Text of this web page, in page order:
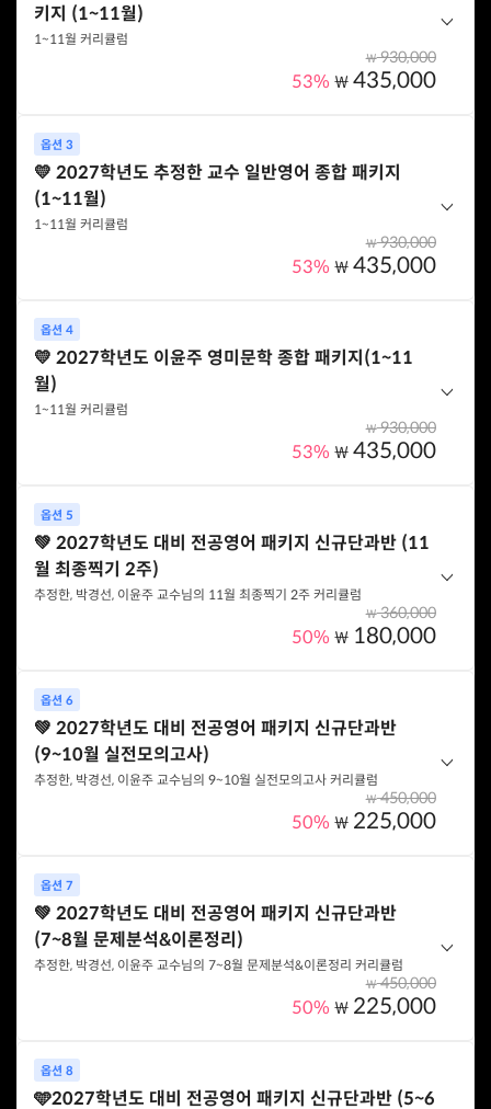
옵션 구성
박경선 교수 - 통사/의미/화용론 (1~11월 전체 커리큘럼)
추정한 교수 - 일반영어 (1~11월 전체 커리큘럼)
옵션 선택하기
키지 (1~11월)
1~11월 커리큘럼
₩930,000
53% ₩435,000
박경선 교수님의 커리큘럼 만으로 구성된 할인가로 수강할 수 있는
패키지입니다.
옵션 구성
박경선 교수 - 통사/의미/화용론 (기본이론/ 심화이론/ 기출
풀이/ 분석 및 정리/ 실전모의고사/ 최종찍기)
옵션 3
💛 2027학년도 추정한 교수 일반영어 종합 패키지
(1~11월)
1~11월 커리큘럼
₩930,000
53% ₩435,000
추정한 교수님의 커리큘럼 만으로 구성된 할인가로 수강할 수 있는
패키지입니다.
옵션 구성
추정한 교수 - 일반영어 (기본/ 심화이론/ 기출문제풀이/ 분
석 및 문제풀이/ 실전모의고사/ 최종찍기)
옵션 4
💛 2027학년도 이윤주 영미문학 종합 패키지(1~11
월)
1~11월 커리큘럼
₩930,000
53% ₩435,000
이윤주 교수님의 커리큘럼 만으로 구성된 할인가로 수강할 수 있는
패키지입니다.
옵션 구성
이윤주 교수 - 영미문학 (기본이론/ 심화이론/ 기출문제풀이/
분석 및 정리/ 실전모의고사/ 최종찍기)
옵션 5
💚 2027학년도 대비 전공영어 패키지 신규단과반 (11
월 최종찍기 2주)
추정한, 박경선, 이윤주 교수님의 11월 최종찍기 2주 커리큘럼
₩360,000
50% ₩180,000
입니다.
옵션 구성
박경선 교수 - 통사/의미/화용 최종찍기
옵션 선택하기
옵션 6
💚 2027학년도 대비 전공영어 패키지 신규단과반
(9~10월 실전모의고사)
추정한, 박경선, 이윤주 교수님의 9~10월 실전모의고사 커리큘럼
₩450,000
50% ₩225,000
로 구매할 수 있는 패키지입니다.
옵션 구성
박경선 교수 - 통사의미화용 실전모의고사
추정한 교수 - 일반영어 실전모의고사
옵션 선택하기
옵션 7
💚 2027학년도 대비 전공영어 패키지 신규단과반
(7~8월 문제분석&이론정리)
추정한, 박경선, 이윤주 교수님의 7~8월 문제분석&이론정리 커리큘럼
₩450,000
50% ₩225,000
인가로 구매할 수 있는 패키지입니다.
옵션 8
🩵2027학년도 대비 전공영어 패키지 신규단과반 (5~6